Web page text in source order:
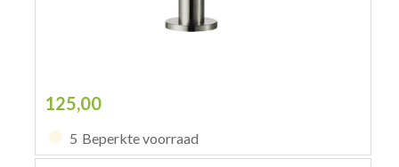
125,00
5 Beperkte voorraad